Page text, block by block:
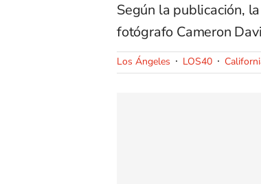
Según la publicación,
fotógrafo Cameron
Los Ángeles LOS40